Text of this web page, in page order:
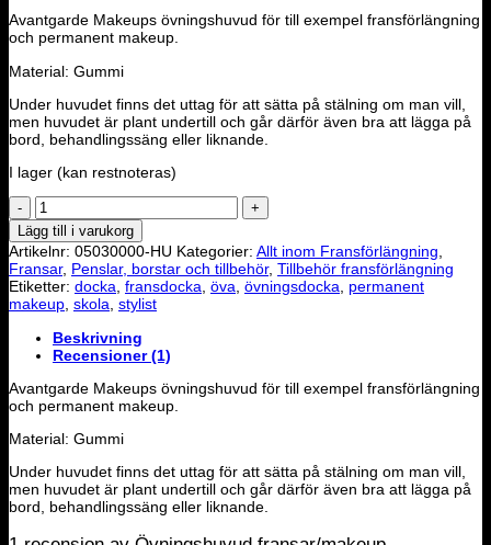
Avantgarde Makeups övningshuvud för till exempel fransförlängning
och permanent makeup.
Material: Gummi
Under huvudet finns det uttag för att sätta på stälning om man vill,
men huvudet är plant undertill och går därför även bra att lägga på
bord, behandlingssäng eller liknande.
I lager (kan restnoteras)
Övningshuvud
fransar/makeup
mängd
Lägg till i varukorg
Artikelnr: 05030000-HU Kategorier: Allt inom Fransförlängning,
Fransar, Penslar, borstar och tillbehör, Tillbehör fransförlängning
Etiketter: docka, fransdocka, öva, övningsdocka, permanent
makeup, skola, stylist
Beskrivning
Recensioner (1)
Avantgarde Makeups övningshuvud för till exempel fransförlängning
och permanent makeup.
Material: Gummi
Under huvudet finns det uttag för att sätta på stälning om man vill,
men huvudet är plant undertill och går därför även bra att lägga på
bord, behandlingssäng eller liknande.